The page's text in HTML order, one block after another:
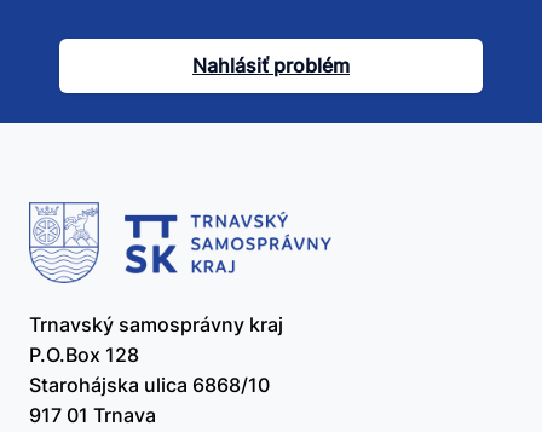
článok
užitočný?
Nahlásiť problém
Trnavský samosprávny kraj
P.O.Box 128
Starohájska ulica 6868/10
917 01 Trnava